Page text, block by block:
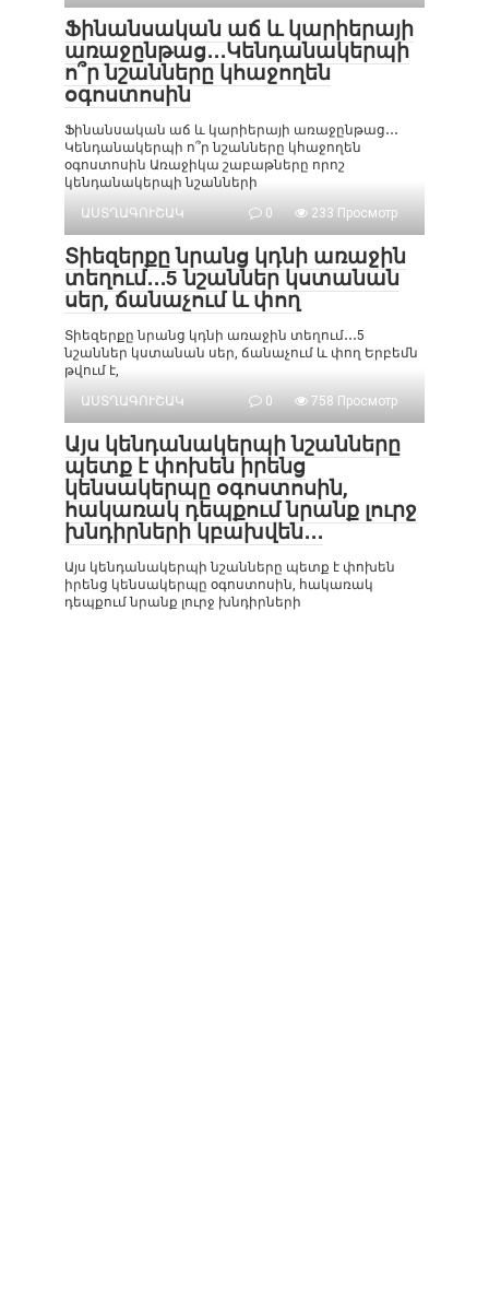
Ֆինանսական աճ և կարիերայի
առաջընթաց․․․Կենդանակերպի
ո՞ր նշանները կհաջողեն
օգոստոսին
Ֆինանսական աճ և կարիերայի առաջընթաց․․․
Կենդանակերպի ո՞ր նշանները կհաջողեն
օգոստոսին Առաջիկա շաբաթները որոշ
կենդանակերպի նշանների
ԱՍՏՂԱԳՈՒՇԱԿ
0 233 Просмотр
Տիեզերքը նրանց կդնի առաջին
տեղում․․․5 նշաններ կստանան
սեր, ճանաչում և փող
Տիեզերքը նրանց կդնի առաջին տեղում․․․5
նշաններ կստանան սեր, ճանաչում և փող Երբեմն
թվում է,
ԱՍՏՂԱԳՈՒՇԱԿ
0 758 Просмотр
Այս կենդանակերպի նշանները
պետք է փոխեն իրենց
կենսակերպը օգոստոսին,
հակառակ դեպքում նրանք լուրջ
խնդիրների կբախվեն․․․
Այս կենդանակերպի նշանները պետք է փոխեն
իրենց կենսակերպը օգոստոսին, հակառակ
դեպքում նրանք լուրջ խնդիրների